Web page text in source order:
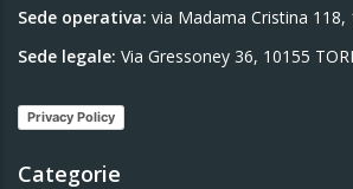
Sede operativa: via Madama Cristina 118,
Sede legale: Via Gressoney 36, 10155
Privacy Policy
Categorie